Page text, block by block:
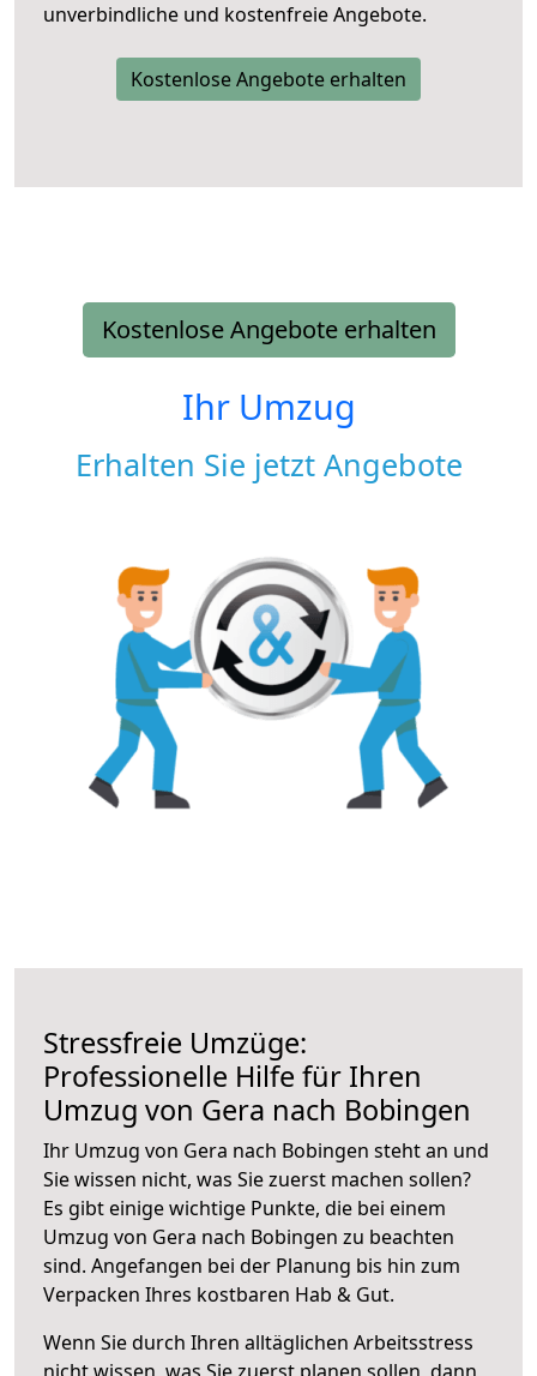
unverbindliche und kostenfreie Angebote.
Kostenlose Angebote erhalten
Kostenlose Angebote erhalten
Ihr Umzug
Erhalten Sie jetzt Angebote
Stressfreie Umzüge:
Professionelle Hilfe für Ihren
Umzug von Gera nach Bobingen
Ihr Umzug von Gera nach Bobingen steht an und
Sie wissen nicht, was Sie zuerst machen sollen?
Es gibt einige wichtige Punkte, die bei einem
Umzug von Gera nach Bobingen zu beachten
sind. Angefangen bei der Planung bis hin zum
Verpacken Ihres kostbaren Hab & Gut.
Wenn Sie durch Ihren alltäglichen Arbeitsstress